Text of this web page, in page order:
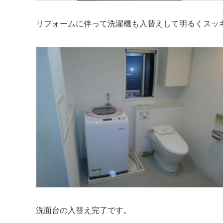
リフォームに伴って洗濯機も入替えして明るくスッ
洗面台の入替え完了です。